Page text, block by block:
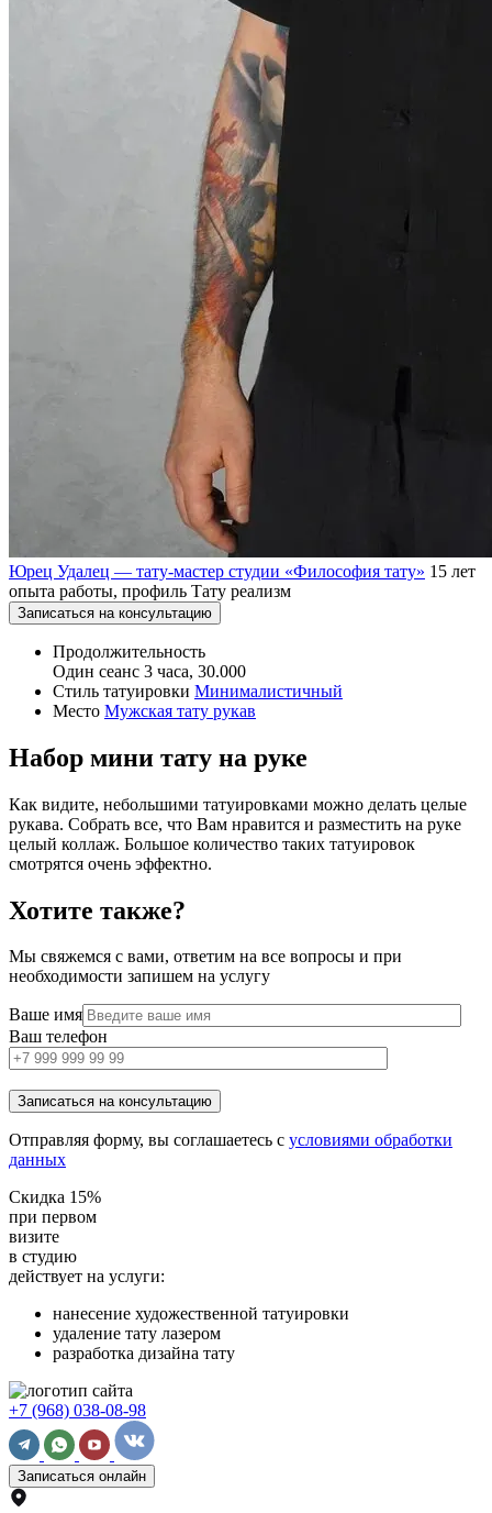
Юрец Удалец — тату-мастер студии «Философия тату» 15 лет
опыта работы, профиль Тату реализм
Записаться на консультацию
Продолжительность
Один сеанс 3 часа, 30.000
Стиль татуировки Минималистичный
Место Мужская тату рукав
Набор мини тату на руке
Как видите, небольшими татуировками можно делать целые
рукава. Собрать все, что Вам нравится и разместить на руке
целый коллаж. Большое количество таких татуировок
смотрятся очень эффектно.
Хотите также?
Мы свяжемся с вами, ответим на все вопросы и при
необходимости запишем на услугу
Ваше имя
Ваш телефон
Отправляя форму, вы соглашаетесь с условиями обработки
данных
Скидка 15%
при первом
визите
в студию
действует на услуги:
нанесение художественной татуировки
удаление тату лазером
разработка дизайна тату
+7 (968) 038-08-98
Записаться онлайн